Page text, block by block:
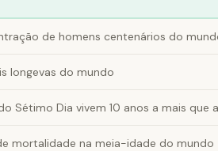
de homens centenários do
longevas do mundo
Sétimo Dia vivem 10 anos a mais que
mortalidade na meia-idade do mundo